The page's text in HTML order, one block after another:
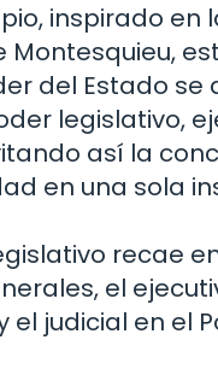
inspirado en
Montesquieu,
del Estado se
legislativo,
así la
en una sola
recae
el
el judicial en el